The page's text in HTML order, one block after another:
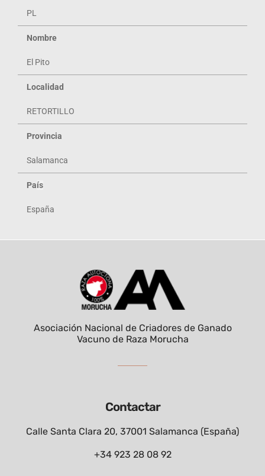
PL
Nombre
El Pito
Localidad
RETORTILLO
Provincia
Salamanca
País
España
Contactar
Calle Santa Clara 20, 37001 Salamanca (España)
+34 923 28 08 92
Asociación Nacional de Criadores de Ganado
Vacuno de Raza Morucha